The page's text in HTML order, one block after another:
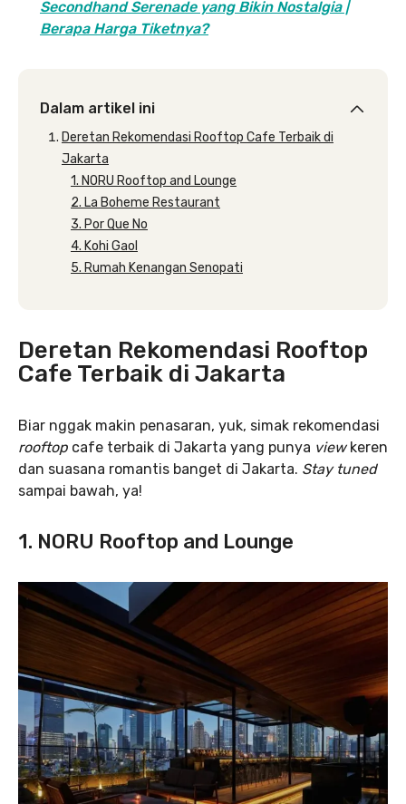
Secondhand Serenade yang Bikin Nostalgia |
Berapa Harga Tiketnya?
Dalam artikel ini
Deretan Rekomendasi Rooftop Cafe Terbaik di
Jakarta
1. NORU Rooftop and Lounge
2. La Boheme Restaurant
3. Por Que No
4. Kohi Gaol
5. Rumah Kenangan Senopati
Deretan Rekomendasi Rooftop
Cafe Terbaik di Jakarta
Biar nggak makin penasaran, yuk, simak rekomendasi
rooftop cafe terbaik di Jakarta yang punya view keren
dan suasana romantis banget di Jakarta. Stay tuned
sampai bawah, ya!
1. NORU Rooftop and Lounge